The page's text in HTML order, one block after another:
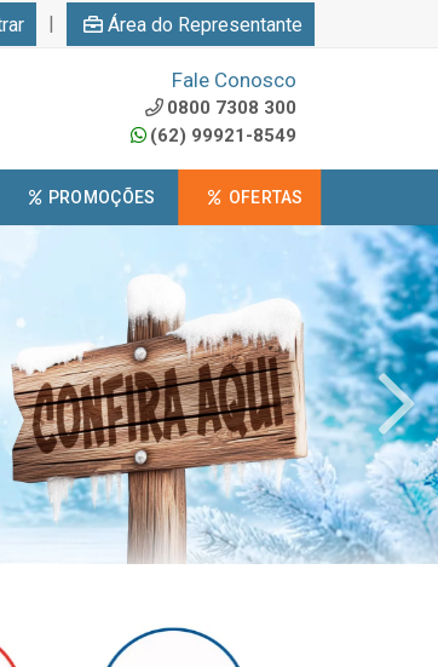
| Área do Representante
Fale Conosco
0800 7308 300
(62) 99921-8549
PROMOÇÕES OFERTAS